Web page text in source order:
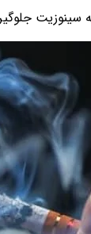
سینوزیت